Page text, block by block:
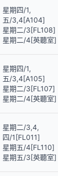
星期四/1,
五/3,4[A104]
星期二/3[FL108]
星期二/4[英聽室]
星期四/1,
五/3,4[A105]
星期二/3[FL107]
星期二/4[英聽室]
星期二/3,4,
四/1[FL011]
星期五/4[FL110]
星期五/3[英聽室]